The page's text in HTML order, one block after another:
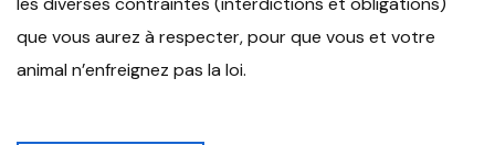
que vous aurez à respecter, pour que vous et votre
animal n’enfreignez pas la loi.